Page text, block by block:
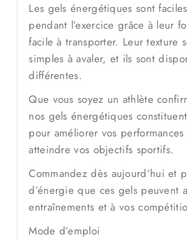
Les gels énergétiques sont
pendant l’exercice grâce à leur
facile à transporter. Leur texture
simples à avaler, et ils sont
différentes.
Que vous soyez un athlète
nos gels énergétiques
pour améliorer vos
atteindre vos objectifs sportifs.
Commandez dès aujourd’hui et
d’énergie que ces gels peuvent
entraînements et à vos
Mode d’emploi